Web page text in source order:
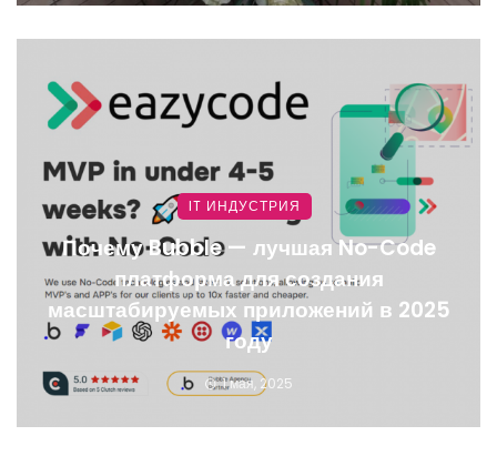
IT ИНДУСТРИЯ
Почему Bubble — лучшая No-Code
платформа для создания
масштабируемых приложений в 2025
году
1 мая, 2025